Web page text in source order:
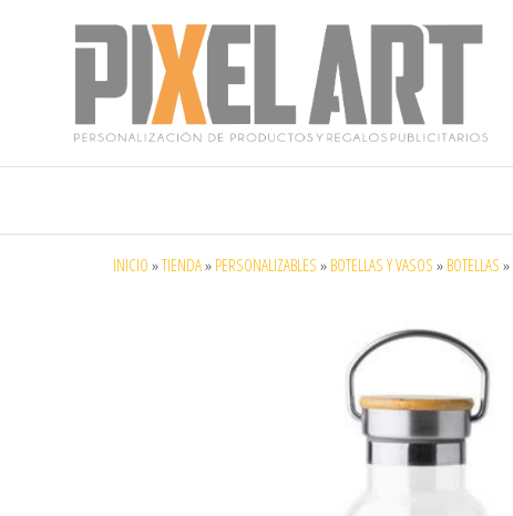
Pixelart
en móstoles
INICIO »TIENDA» PERSONALIZABLES » BOTELLAS Y VASOS » BOTELLAS »